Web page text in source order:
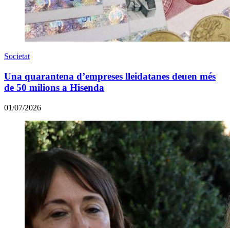
Societat
Una quarantena d’empreses lleidatanes deuen més
de 50 milions a Hisenda
01/07/2026